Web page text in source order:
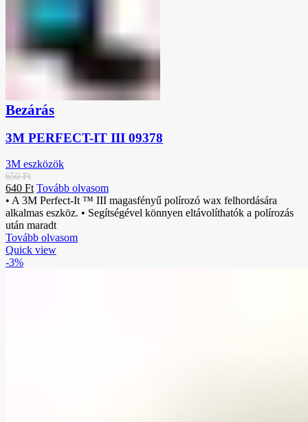
Bezárás
3M PERFECT-IT III 09378
3M eszközök
650Ft
640 Ft Tovább olvasom
• A 3M Perfect-It ™ III magasfényű polírozó wax felhordására
alkalmas eszköz. • Segítségével könnyen eltávolíthatók a polírozás
után maradt
Tovább olvasom
Quick view
-3%